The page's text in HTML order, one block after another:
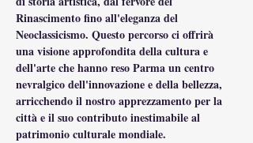
Rinascimento fino all'eleganza del
Neoclassicismo. Questo percorso ci offrirà
una visione approfondita della cultura e
dell'arte che hanno reso Parma un centro
nevralgico dell'innovazione e della bellezza,
arricchendo il nostro apprezzamento per la
città e il suo contributo inestimabile al
patrimonio culturale mondiale.